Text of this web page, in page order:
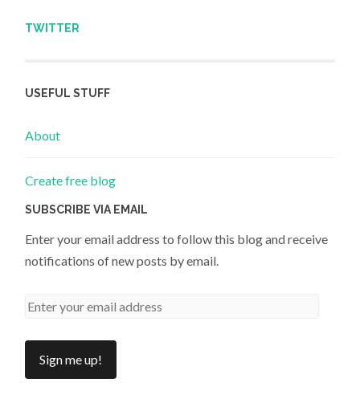
TWITTER
USEFUL STUFF
About
Create free blog
SUBSCRIBE VIA EMAIL
Enter your email address to follow this blog and receive
notifications of new posts by email.